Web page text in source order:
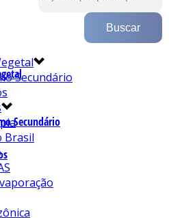
Secundário
Secundário
Brasil